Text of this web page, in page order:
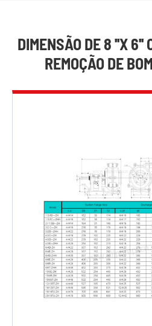
DIMENSÃO DE 8 ''X 6''
REMOÇÃO DE